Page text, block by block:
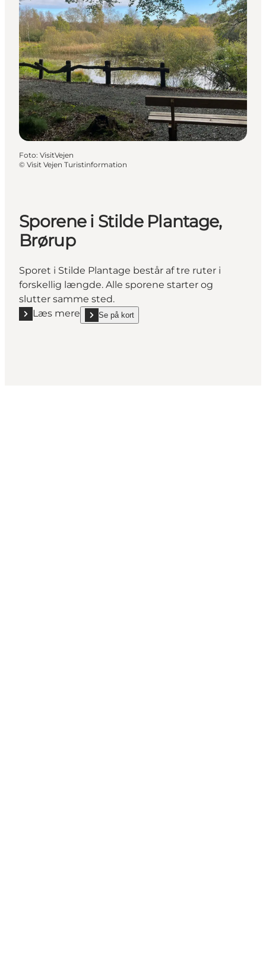
Foto: VisitVejen
© Visit Vejen Turistinformation
Sporene i Stilde Plantage,
Brørup
Sporet i Stilde Plantage består af tre ruter i
forskellig længde. Alle sporene starter og
slutter samme sted.
Læs mere
Læs mere "Sporene i Stilde Plantage, Brørup"
Se på kort
show Sporene i Stilde Plantage, Brørup on_map